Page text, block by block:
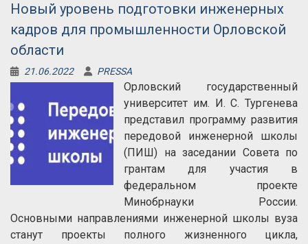
Новый уровень подготовки инженерных
кадров для промышленности Орловской
области
21.06.2022 PRESSA
Орловский государственный
университет им. И. С. Тургенева
представил программу развития
передовой инженерной школы
(ПИШ) на заседании Совета по
грантам для участия в
федеральном проекте
Минобрнауки России.
Основными направлениями инженерной школы вуза
станут проекты полного жизненного цикла,